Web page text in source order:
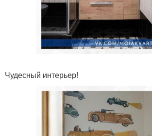
Чудесный интерьер!